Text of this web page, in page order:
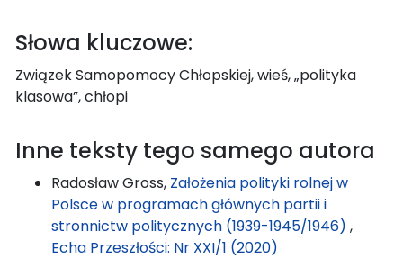
Słowa kluczowe:
Związek Samopomocy Chłopskiej, wieś, „polityka
klasowa”, chłopi
Inne teksty tego samego autora
Radosław Gross, Założenia polityki rolnej w
Polsce w programach głównych partii i
stronnictw politycznych (1939-1945/1946) ,
Echa Przeszłości: Nr XXI/1 (2020)